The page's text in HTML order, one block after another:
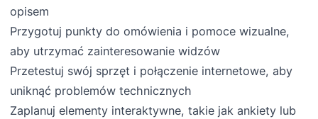
opisem
Przygotuj punkty do omówienia i pomoce wizualne,
aby utrzymać zainteresowanie widzów
Przetestuj swój sprzęt i połączenie internetowe, aby
uniknąć problemów technicznych
Zaplanuj elementy interaktywne, takie jak ankiety lub